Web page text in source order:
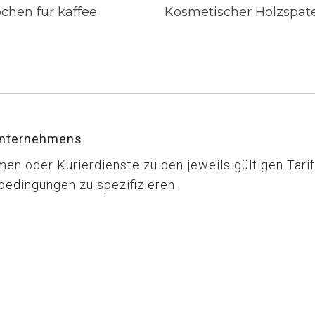
für kaffee Kosmetischer
oder Kurierdienste zu den jeweils gültigen
zu spezifizieren.